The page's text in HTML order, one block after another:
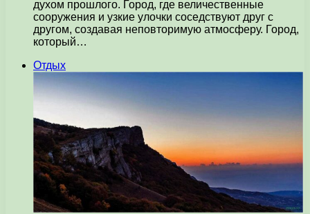
духом прошлого. Город, где величественные
сооружения и узкие улочки соседствуют друг с
другом, создавая неповторимую атмосферу. Город,
который…
Отдых